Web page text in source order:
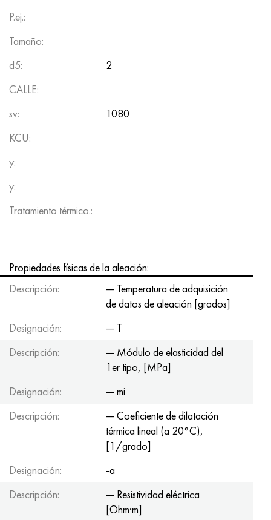
P.ej.:
Tamaño:
d5:
2
CALLE:
sv:
1080
KCU:
y:
y:
Tratamiento térmico.:
Propiedades físicas de la aleación:
Descripción:
— Temperatura de adquisición
de datos de aleación [grados]
Designación:
— T
Descripción:
— Módulo de elasticidad del
1er tipo, [MPa]
Designación:
— mi
Descripción:
— Coeficiente de dilatación
térmica lineal (a 20°С),
[1/grado]
Designación:
-a
Descripción:
— Resistividad eléctrica
[Ohm·m]